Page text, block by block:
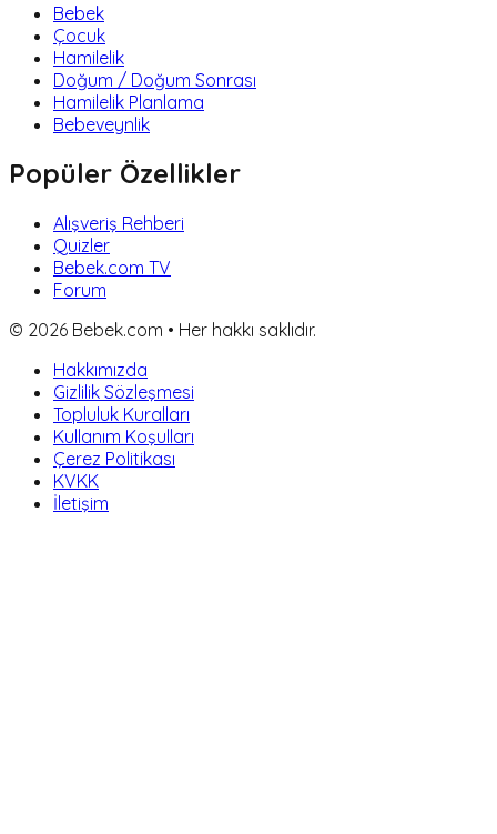
Bebek
Çocuk
Hamilelik
Doğum / Doğum Sonrası
Hamilelik Planlama
Bebeveynlik
Popüler Özellikler
Alışveriş Rehberi
Quizler
Bebek.com TV
Forum
© 2026 Bebek.com • Her hakkı saklıdır.
Hakkımızda
Gizlilik Sözleşmesi
Topluluk Kuralları
Kullanım Koşulları
Çerez Politikası
KVKK
İletişim